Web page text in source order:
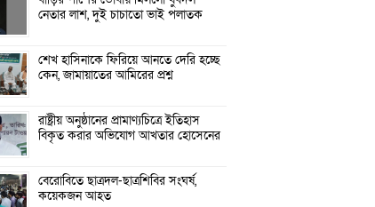
নেতার লাশ, দুই চাচাতো ভাই পলাতক
শেখ হাসিনাকে ফিরিয়ে আনতে দেরি হচ্ছে
কেন, জামায়াতের আমিরের প্রশ্ন
রাষ্ট্রীয় অনুষ্ঠানের প্রামাণ্যচিত্রে ইতিহাস
বিকৃত করার অভিযোগ আখতার হোসেনের
বেরোবিতে ছাত্রদল-ছাত্রশিবির সংঘর্ষ,
কয়েকজন আহত